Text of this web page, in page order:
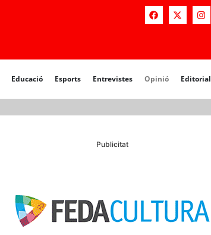
Educació Esports Entrevistes Opinió Editorial
Publicitat